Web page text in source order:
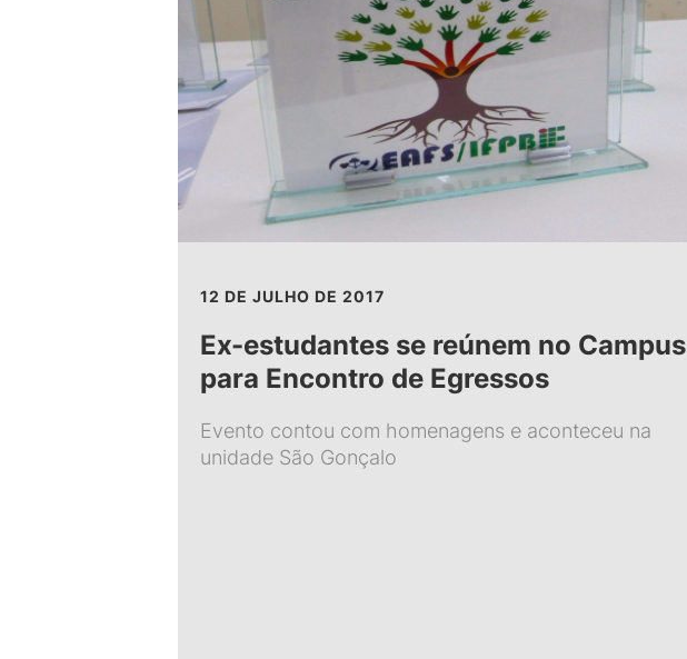
12 DE JULHO DE 2017
Ex-estudantes se reúnem no Campus
para Encontro de Egressos
Evento contou com homenagens e aconteceu na
unidade São Gonçalo